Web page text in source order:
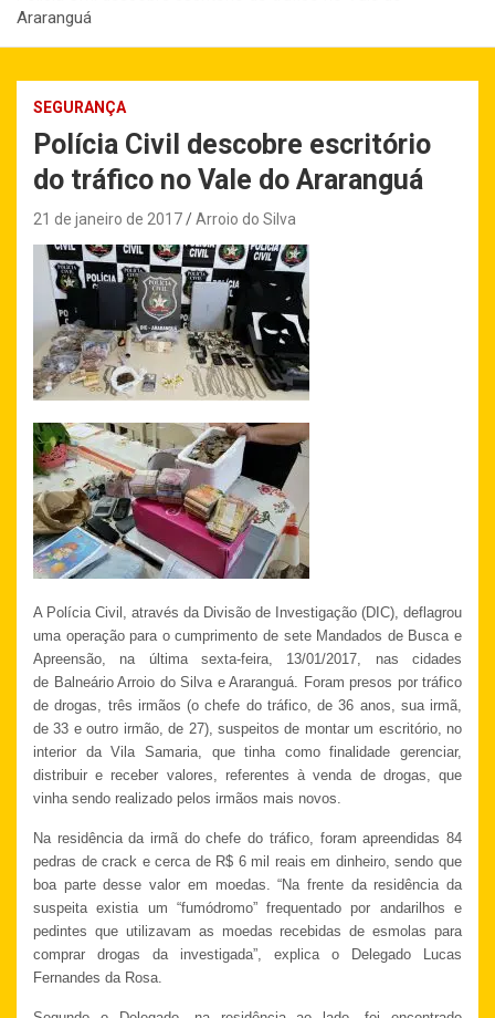
Araranguá
SEGURANÇA
Polícia Civil descobre escritório
do tráfico no Vale do Araranguá
21 de janeiro de 2017 Arroio do Silva
A Polícia Civil, através da Divisão de Investigação (DIC), deflagrou
uma operação para o cumprimento de sete Mandados de Busca e
Apreensão, na última sexta-feira, 13/01/2017, nas cidades
de Balneário Arroio do Silva e Araranguá. Foram presos por tráfico
de drogas, três irmãos (o chefe do tráfico, de 36 anos, sua irmã,
de 33 e outro irmão, de 27), suspeitos de montar um escritório, no
interior da Vila Samaria, que tinha como finalidade gerenciar,
distribuir e receber valores, referentes à venda de drogas, que
vinha sendo realizado pelos irmãos mais novos.
Na residência da irmã do chefe do tráfico, foram apreendidas 84
pedras de crack e cerca de R$ 6 mil reais em dinheiro, sendo que
boa parte desse valor em moedas. “Na frente da residência da
suspeita existia um “fumódromo” frequentado por andarilhos e
pedintes que utilizavam as moedas recebidas de esmolas para
comprar drogas da investigada”, explica o Delegado Lucas
Fernandes da Rosa.